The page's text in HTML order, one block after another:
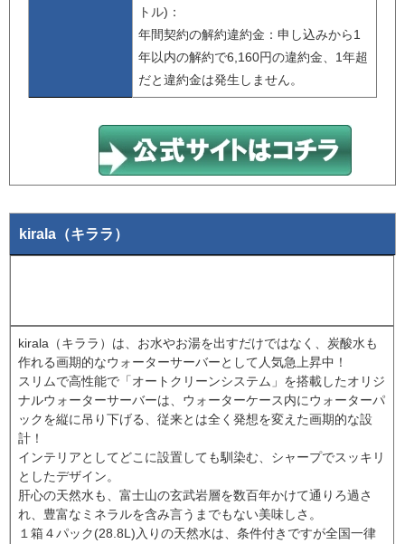
トル)：
年間契約の解約違約金：申し込みから1
年以内の解約で6,160円の違約金、1年超
だと違約金は発生しません。
kirala（キララ）
kirala（キララ）は、お水やお湯を出すだけではなく、炭酸水も
作れる画期的なウォーターサーバーとして人気急上昇中！
スリムで高性能で「オートクリーンシステム」を搭載したオリジ
ナルウォーターサーバーは、ウォーターケース内にウォーターパ
ックを縦に吊り下げる、従来とは全く発想を変えた画期的な設
計！
インテリアとしてどこに設置しても馴染む、シャープでスッキリ
としたデザイン。
肝心の天然水も、富士山の玄武岩層を数百年かけて通りろ過さ
れ、豊富なミネラルを含み言うまでもない美味しさ。
１箱４パック(28.8L)入りの天然水は、条件付きですが全国一律